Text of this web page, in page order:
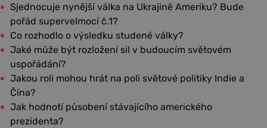
Sjednocuje nynější válka na Ukrajině Ameriku? Bude
pořád supervelmocí č.1?
Co rozhodlo o výsledku studené války?
Jaké může být rozložení sil v budoucím světovém
uspořádání?
Jakou roli mohou hrát na poli světové politiky Indie a
Čína?
Jak hodnotí působení stávajícího amerického
prezidenta?